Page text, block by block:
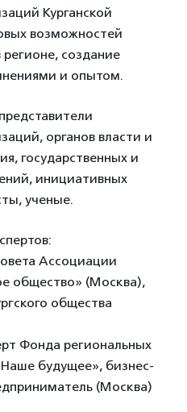
Курганской
возможностей
создание
и опытом.
органов власти и
государственных и
инициативных
ученые.
Ассоциации
общество» (Москва),
общества
Фонда региональных
будущее», бизнес-
(Москва)